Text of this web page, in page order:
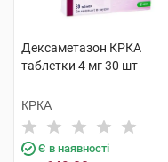
Дексаметазон КРКА
таблетки 4 мг 30 шт
КРКА
Є в наявності